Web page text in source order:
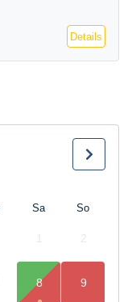
Details
Sa So
1 2
8 9